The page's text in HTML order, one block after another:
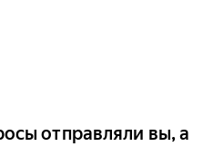
отправляли вы, а